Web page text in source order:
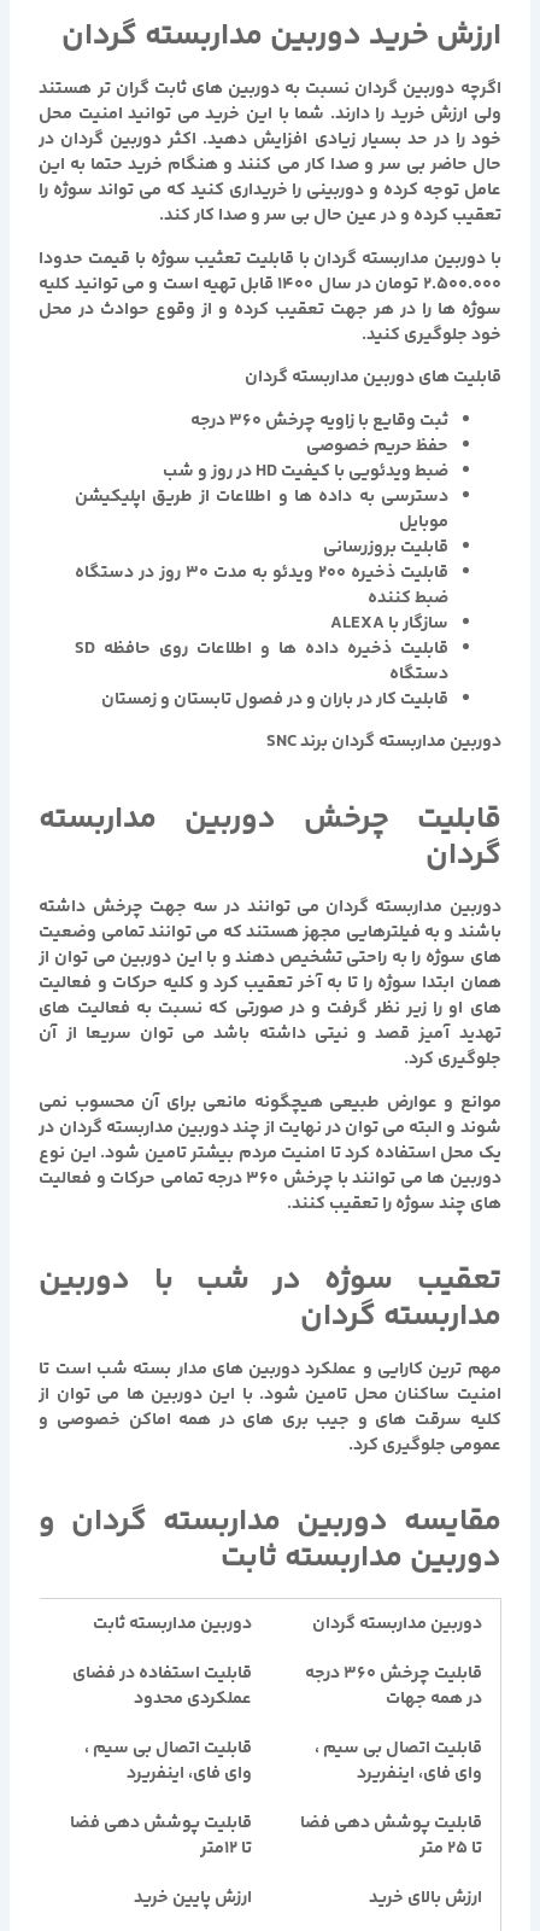
ارزش خرید دوربین مداربسته گردان
اگرچه دوربین گردان نسبت به دوربین های ثابت گران تر هستند
ولی ارزش خرید را دارند. شما با این خرید می توانید امنیت محل
خود را در حد بسیار زیادی افزایش دهید. اکثر دوربین گردان در
حال حاضر بی سر و صدا کار می کنند و هنگام خرید حتما به این
عامل توجه کرده و دوربینی را خریداری کنید که می تواند سوژه را
تعقیب کرده و در عین حال بی سر و صدا کار کند.
بادوربین مداربسته گردان با قابلیت تعثیب سوژه با قیمت حدودا
2.500.000 تومان در سال 1400 قابل تهیه است و
می توانید کلیه
سوژه ها را در هر جهت تعقیب کرده و از وقوع حوادث در محل
خود جلوگیری کنید.
قابلیت های دوربین مداربسته گردان
ثبت وقایع با زاویه چرخش 360 درجه
حفظ حریم خصوصی
ضبط ویدئویی با کیفیت HD در روز و شب
دسترسي به داده ها و اطلاعات از طريق اپليكيشن
موبايل
قابليت بروزرساني
قابليت ذخيره 200 ويدئو به مدت 30 روز در دستگاه
ضبط كننده
سازگار با ALEXA
قابليت ذخيره داده ها و اطلاعات روي حافظه SD
دستگاه
قابليت كار در باران و در فصول تابستان و زمستان
دوربین مداربسته گردان برند SNC
قابليت چرخش دوربین مداربسته
گردان
دوربین مداربسته گردان مي توانند در سه جهت چرخش داشته
باشند و به فيلترهايي مجهز هستند كه مي توانند تمامي وضعيت
هاي سوژه را به راحتي تشخيص دهند و با اين دوربين مي توان از
همان ابتدا سوژه را تا به آخر تعقيب كرد و كليه حركات و فعاليت
هاي او را زير نظر گرفت و در صورتی كه نسبت به فعاليت های
تهديد آميز قصد و نيتی داشته باشد می توان سريعا از آن
جلوگيری كرد.
موانع و عوارض طبيعی هيچگونه مانعی براي آن محسوب نمی
شوند و البته می توان در نهايت از چند دوربين مداربسته گردان در
يك محل استفاده كرد تا امنيت مردم بيشتر تامين شود. اين نوع
دوربين ها می توانند با چرخش 360 درجه تمامی حركات و فعاليت
های چند سوژه را تعقيب كنند.
تعقيب سوژه در شب با دوربین
مداربسته گردان
مهم ترين كارايي و عملكرد دوربين هاي مدار بسته شب است تا
امنيت ساكنان محل تامين شود. با اين دوربين ها مي توان از
كليه سرقت هاي و جيب بری هاي در همه اماكن خصوصي و
عمومي جلوگيري كرد.
مقایسه دوربین مداربسته گردان و
دوربین مداربسته ثابت
دوربین مداربسته گردان
دوربین مداربسته ثابت
قابلیت چرخش 360 درجه
در همه جهات
قابلیت استفاده در فضای
عملکردی محدود
قابلیت اتصال بی سیم ،
وای فای، اینفریرد
قابلیت اتصال بی سیم ،
وای فای، اینفریرد
قابلیت پوشش دهی فضا
تا 25 متر
قابلیت پوشش دهی فضا
تا 12متر
ارزش بالای خرید
ارزش پایین خرید